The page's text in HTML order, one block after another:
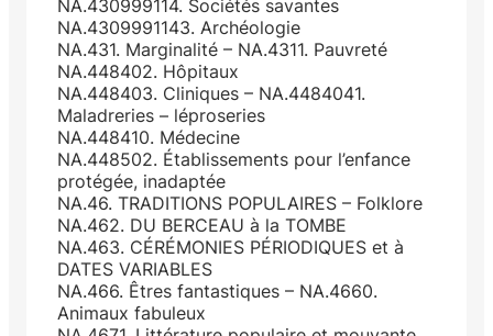
NA.430999114. Sociétés savantes
NA.4309991143. Archéologie
NA.431. Marginalité – NA.4311. Pauvreté
NA.448402. Hôpitaux
NA.448403. Cliniques – NA.4484041.
Maladreries – léproseries
NA.448410. Médecine
NA.448502. Établissements pour l’enfance
protégée, inadaptée
NA.46. TRADITIONS POPULAIRES – Folklore
NA.462. DU BERCEAU à la TOMBE
NA.463. CÉRÉMONIES PÉRIODIQUES et à
DATES VARIABLES
NA.466. Êtres fantastiques – NA.4660.
Animaux fabuleux